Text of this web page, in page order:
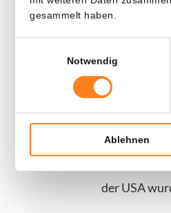
gesammelt haben.
Notwendig
Ablehnen
Der
interne
Dennoch
dass die
der USA